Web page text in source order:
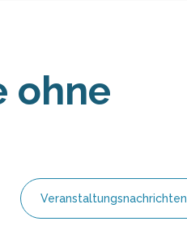
ohne
Veranstaltungsnachrichten